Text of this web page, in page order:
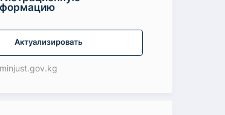
Актуализировать